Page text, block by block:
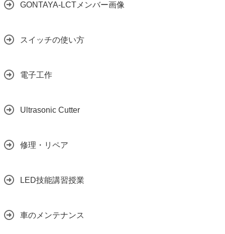
GONTAYA-LCTメンバー画像
スイッチの使い方
電子工作
Ultrasonic Cutter
修理・リペア
LED技能講習授業
車のメンテナンス